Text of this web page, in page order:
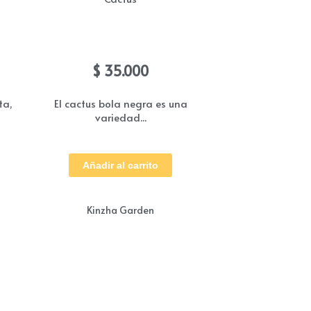
$ 35.000
El cactus bola negra es una
variedad...
Añadir al carrito
Kinzha Garden